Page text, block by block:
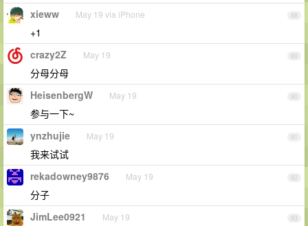
88
xieww May 19 via iPhone
+1
89
crazy2Z May 19
分母分母
90
HeisenbergW May 19
参与一下~
91
ynzhujie May 19
我来试试
92
rekadowney9876 May 19
分子
93
JimLee0921 May 19